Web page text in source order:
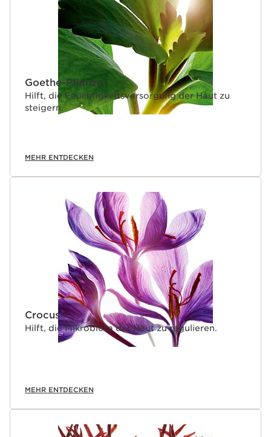
Goethe-Pflanze
Hilft, die Feuchtigkeitsversorgung der Haut zu
steigern.
MEHR ENTDECKEN
Crocus
Hilft, die Mikrobiota der Haut zu regulieren.
MEHR ENTDECKEN